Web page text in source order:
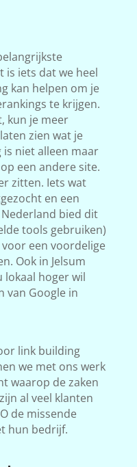
is iets dat we heel
kan helpen om je
te krijgen.
kun je meer
zien wat je
niet alleen maar
een andere site.
zitten. Iets wat
en een
bied dit
tools gebruiken)
een voordelige
Ook in Jelsum
lokaal hoger wil
van Google in
link building
we met ons werk
waarop de zaken
al veel klanten
de missende
hun bedrijf.